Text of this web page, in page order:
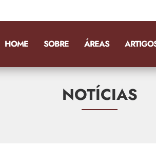
HOME SOBRE ÁREAS
NOTÍCIAS